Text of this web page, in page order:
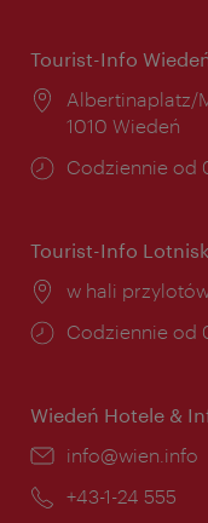
Tourist-Info
Miejsce:
Albertinaplatz/
1010 Wiedeń
Godziny
Codziennie od
Tourist-Info
Miejsce:
w hali
Godziny
Codziennie od
Wiedeń Hotele &
E-
info@wien.info
Telefon:
+43-1-24 555